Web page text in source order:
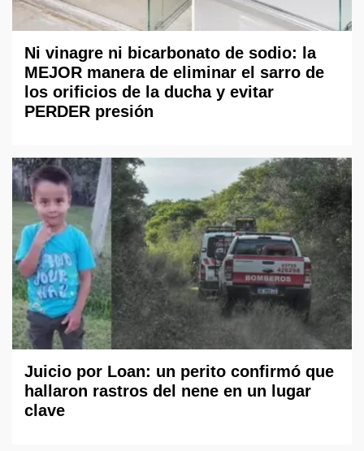
Ni vinagre ni bicarbonato de sodio: la
MEJOR manera de eliminar el sarro de
los orificios de la ducha y evitar
PERDER presión
Juicio por Loan: un perito confirmó que
hallaron rastros del nene en un lugar
clave